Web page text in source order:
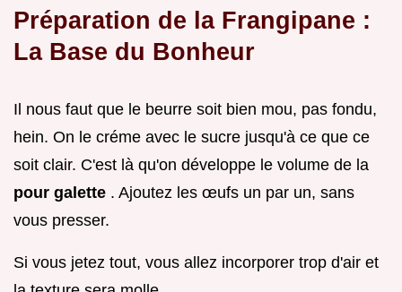
Préparation de la Frangipane :
La Base du Bonheur
Il nous faut que le beurre soit bien mou, pas fondu,
hein. On le créme avec le sucre jusqu'à ce que ce
soit clair. C'est là qu'on développe le volume de la
pour galette . Ajoutez les œufs un par un, sans
vous presser.
Si vous jetez tout, vous allez incorporer trop d'air et